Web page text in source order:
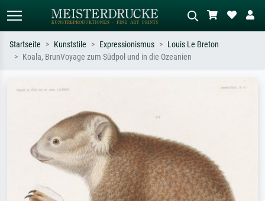
Suchen Sie nach Künstlern, Werktiteln
Sternennacht, Impressionismus, Welle
Hokusai, Akt.
Beschreiben Sie die Szene – z.B. Grüne
Startseite Kunststile Expressionismus
Louis Le Breton
Koala, BrunVoyage zum Südpol und in die Ozeanien